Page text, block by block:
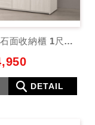
希斯洛3.5尺仿石面收納櫃 1尺收納櫃
DETAIL